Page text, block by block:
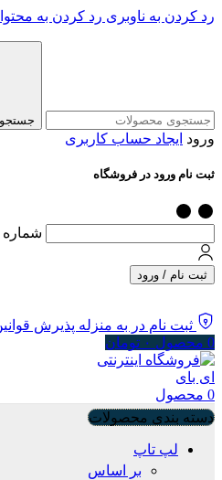
رد کردن به ناوبری رد کردن به
جستجو
ورود ایجاد حساب کاربری
ثبت نام ورود در فروشگاه
شماره
ثبت نام / ورود
ثبت نام در به منزله پذیرش
0 محصول ۰ تومان
0 محصول
دسته بندی محصولات
لپ تاپ
بر اساس